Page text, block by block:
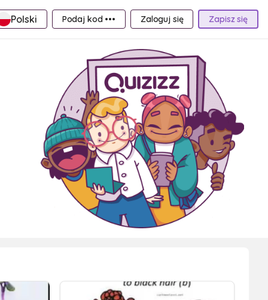
Polski Podaj kod ••• Zaloguj się Zapisz się